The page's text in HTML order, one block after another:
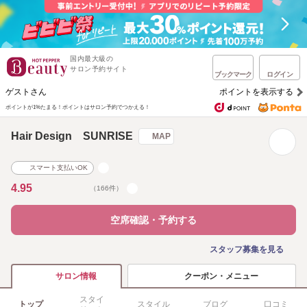
国内最大級の
サロン予約サイト
ブックマーク ログイン
ゲストさん ポイントを表示する
ポイントが1%たまる！ ポイントはサロン予約でつかえる！
Hair Design SUNRISE MAP
スマート支払いOK
4.95 （166件）
空席確認・予約する
スタッフ募集を見る
サロン情報 クーポン・メニュー
トップ
スタイ
スタイル ブログ 口コミ